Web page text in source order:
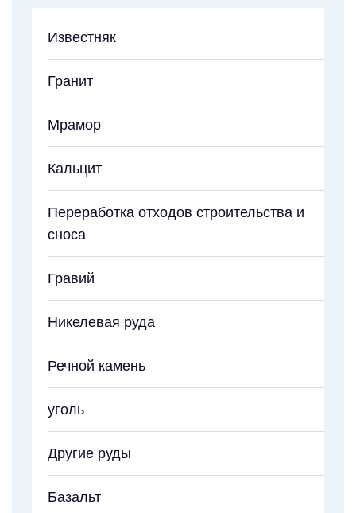
Известняк
Гранит
Мрамор
Кальцит
Переработка отходов строительства и
сноса
Гравий
Никелевая руда
Речной камень
уголь
Другие руды
Базальт